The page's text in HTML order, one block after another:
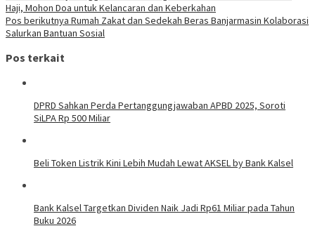
Haji, Mohon Doa untuk Kelancaran dan Keberkahan
Pos berikutnya Rumah Zakat dan Sedekah Beras Banjarmasin Kolaborasi
Salurkan Bantuan Sosial
Pos terkait
DPRD Sahkan Perda Pertanggungjawaban APBD 2025, Soroti
SiLPA Rp 500 Miliar
Beli Token Listrik Kini Lebih Mudah Lewat AKSEL by Bank Kalsel
Bank Kalsel Targetkan Dividen Naik Jadi Rp61 Miliar pada Tahun
Buku 2026